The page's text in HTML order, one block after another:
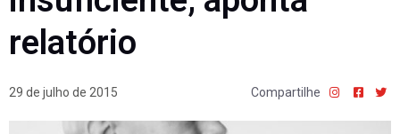
relatório
29 de julho de 2015 Compartilhe